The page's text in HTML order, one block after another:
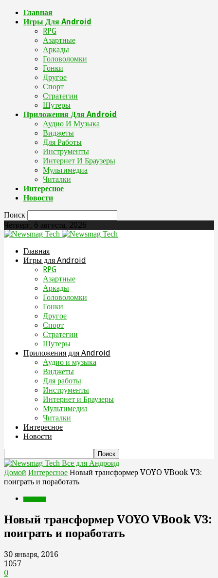
Главная
Игры Для Android
RPG
Азартные
Аркады
Головоломки
Гонки
Другое
Спорт
Стратегии
Шутеры
Приложения Для Android
Аудио И Музыка
Виджеты
Для Работы
Инструменты
Интернет И Браузеры
Мультимедиа
Читалки
Интересное
Новости
Поиск
Четверг, 6 августа, 2026
Главная
Игры для Android
RPG
Азартные
Аркады
Головоломки
Гонки
Другое
Спорт
Стратегии
Шутеры
Приложения для Android
Аудио и музыка
Виджеты
Для работы
Инструменты
Интернет и Браузеры
Мультимедиа
Читалки
Интересное
Новости
Все для Андроид
Домой Интересное Новый трансформер VOYO VBook V3:
поиграть и поработать
Новый трансформер VOYO VBook V3:
поиграть и поработать
30 января, 2016
1057
0